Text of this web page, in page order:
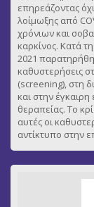
επηρεάζοντας
λοίμωξης από
χρόνιων και
καρκίνος. Κατά
2021
καθυστερήσεις
(screening), στη
και στην έγκαιρη
θεραπείας. Το
αυτές οι
αντίκτυπο στην